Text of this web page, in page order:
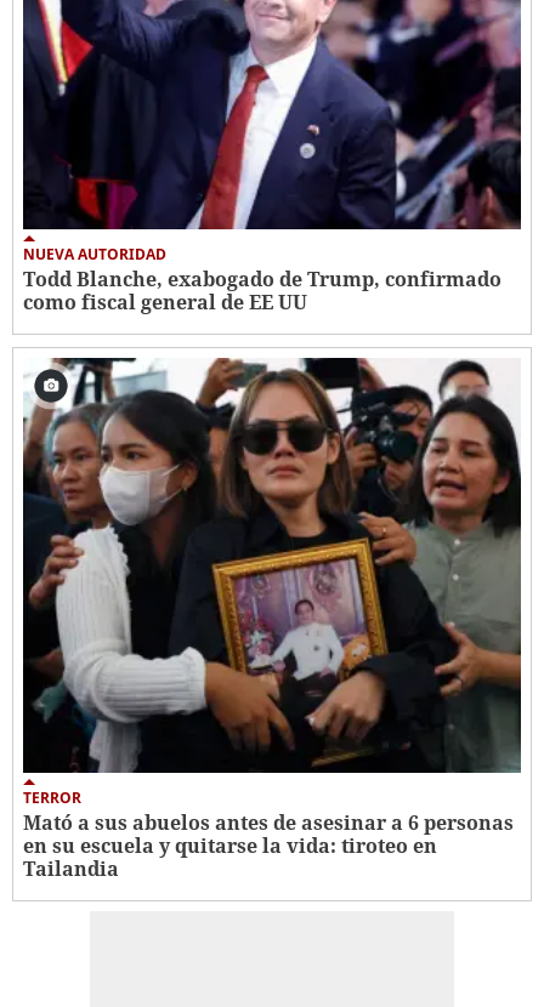
NUEVA AUTORIDAD
Todd Blanche, exabogado de Trump, confirmado
como fiscal general de EE UU
TERROR
Mató a sus abuelos antes de asesinar a 6 personas
en su escuela y quitarse la vida: tiroteo en
Tailandia